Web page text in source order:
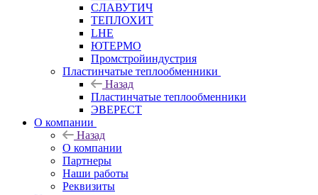
СЛАВУТИЧ
ТЕПЛОХИТ
LHE
ЮТЕРМО
Промстройиндустрия
Пластинчатые теплообменники
Назад
Пластинчатые теплообменники
ЭВЕРЕСТ
О компании
Назад
О компании
Партнеры
Наши работы
Реквизиты